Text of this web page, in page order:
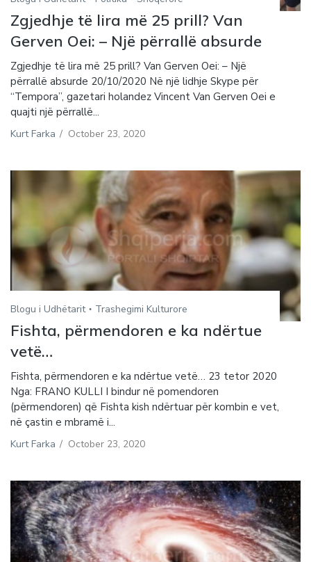
Zgjedhje të lira më 25 prill? Van
Gerven Oei: – Një përrallë absurde
Zgjedhje të lira më 25 prill? Van Gerven Oei: – Një
përrallë absurde 20/10/2020 Në një lidhje Skype për
“Tempora”, gazetari holandez Vincent Van Gerven Oei e
quajti një përrallë...
Kurt Farka / October 23, 2020
Blogu i Udhëtarit Trashegimi Kulturore
Fishta, përmendoren e ka ndërtue
vetë…
Fishta, përmendoren e ka ndërtue vetë… 23 tetor 2020
Nga: FRANO KULLI I bindur në pomendoren
(përmendoren) që Fishta kish ndërtuar për kombin e vet,
në çastin e mbramë i...
Kurt Farka / October 23, 2020